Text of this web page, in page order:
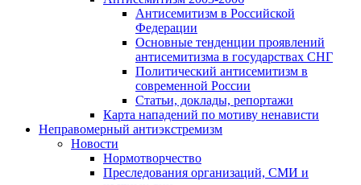
Антисемитизм в Российской
Федерации
Основные тенденции проявлений
антисемитизма в государствах СНГ
Политический антисемитизм в
современной России
Статьи, доклады, репортажи
Карта нападений по мотиву ненависти
Неправомерный антиэкстремизм
Новости
Нормотворчество
Преследования организаций, СМИ и